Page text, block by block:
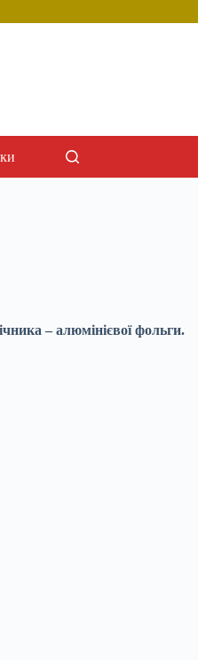
– алюмінієвої фольги.